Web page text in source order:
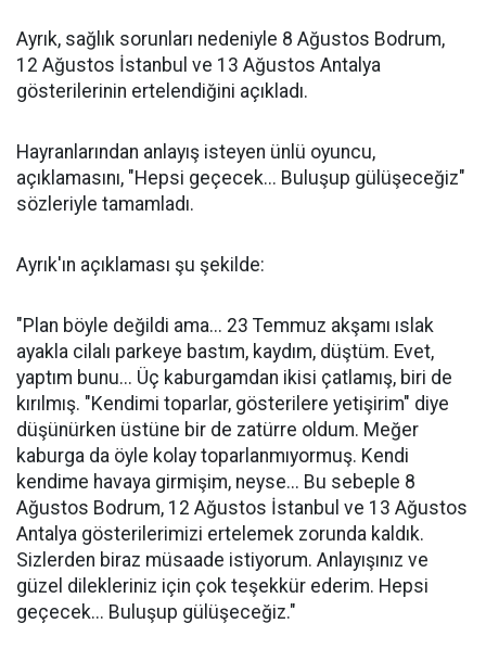
Ayrık, sağlık sorunları nedeniyle 8 Ağustos Bodrum,
12 Ağustos İstanbul ve 13 Ağustos Antalya
gösterilerinin ertelendiğini açıkladı.
Hayranlarından anlayış isteyen ünlü oyuncu,
açıklamasını, "Hepsi geçecek... Buluşup gülüşeceğiz"
sözleriyle tamamladı.
Ayrık'ın açıklaması şu şekilde:
"Plan böyle değildi ama... 23 Temmuz akşamı ıslak
ayakla cilalı parkeye bastım, kaydım, düştüm. Evet,
yaptım bunu... Üç kaburgamdan ikisi çatlamış, biri de
kırılmış. "Kendimi toparlar, gösterilere yetişirim" diye
düşünürken üstüne bir de zatürre oldum. Meğer
kaburga da öyle kolay toparlanmıyormuş. Kendi
kendime havaya girmişim, neyse... Bu sebeple 8
Ağustos Bodrum, 12 Ağustos İstanbul ve 13 Ağustos
Antalya gösterilerimizi ertelemek zorunda kaldık.
Sizlerden biraz müsaade istiyorum. Anlayışınız ve
güzel dilekleriniz için çok teşekkür ederim. Hepsi
geçecek... Buluşup gülüşeceğiz."